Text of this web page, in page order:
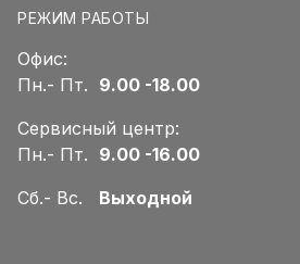
РЕЖИМ РАБОТЫ
Офис:
Пн.- Пт. 9.00 -18.00
Сервисный центр:
Пн.- Пт. 9.00 -16.00
Сб.- Вс. Выходной